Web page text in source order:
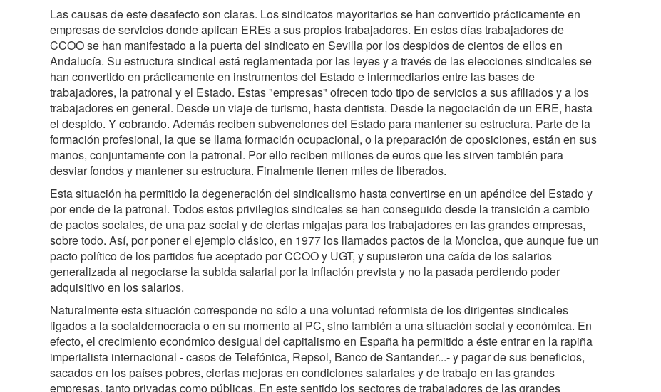
Las causas de este desafecto son claras. Los sindicatos mayoritarios se han convertido prácticamente en
empresas de servicios donde aplican EREs a sus propios trabajadores. En estos días trabajadores de
CCOO se han manifestado a la puerta del sindicato en Sevilla por los despidos de cientos de ellos en
Andalucía. Su estructura sindical está reglamentada por las leyes y a través de las elecciones sindicales se
han convertido en prácticamente en instrumentos del Estado e intermediarios entre las bases de
trabajadores, la patronal y el Estado. Estas "empresas" ofrecen todo tipo de servicios a sus afiliados y a los
trabajadores en general. Desde un viaje de turismo, hasta dentista. Desde la negociación de un ERE, hasta
el despido. Y cobrando. Además reciben subvenciones del Estado para mantener su estructura. Parte de la
formación profesional, la que se llama formación ocupacional, o la preparación de oposiciones, están en sus
manos, conjuntamente con la patronal. Por ello reciben millones de euros que les sirven también para
desviar fondos y mantener su estructura. Finalmente tienen miles de liberados.
Esta situación ha permitido la degeneración del sindicalismo hasta convertirse en un apéndice del Estado y
por ende de la patronal. Todos estos privilegios sindicales se han conseguido desde la transición a cambio
de pactos sociales, de una paz social y de ciertas migajas para los trabajadores en las grandes empresas,
sobre todo. Así, por poner el ejemplo clásico, en 1977 los llamados pactos de la Moncloa, que aunque fue un
pacto político de los partidos fue aceptado por CCOO y UGT, y supusieron una caída de los salarios
generalizada al negociarse la subida salarial por la inflación prevista y no la pasada perdiendo poder
adquisitivo en los salarios.
Naturalmente esta situación corresponde no sólo a una voluntad reformista de los dirigentes sindicales
ligados a la socialdemocracia o en su momento al PC, sino también a una situación social y económica. En
efecto, el crecimiento económico desigual del capitalismo en España ha permitido a éste entrar en la rapiña
imperialista internacional - casos de Telefónica, Repsol, Banco de Santander...- y pagar de sus beneficios,
sacados en los países pobres, ciertas mejoras en condiciones salariales y de trabajo en las grandes
empresas, tanto privadas como públicas. En este sentido los sectores de trabajadores de las grandes